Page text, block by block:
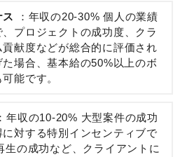
：年収の20-30% 個人の業績
プロジェクトの成功度、クラ
献度などが総合的に評価され
場合、基本給の50%以上のボ
能です。
：年収の10-20% 大型案件の成功
対する特別インセンティブで
の成功など、クライアントに